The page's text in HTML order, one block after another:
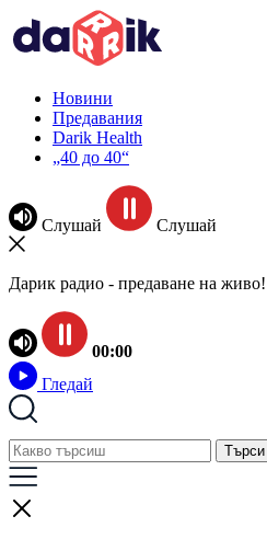
Новини
Предавания
Darik Health
„40 до 40“
Слушай Слушай
Дарик радио - предаване на живо!
00:00
Гледай